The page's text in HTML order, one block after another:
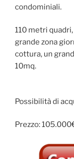
condominiali.
110 metri
grande zona
cottura, un
10mq.
Possibilità di
Prezzo: